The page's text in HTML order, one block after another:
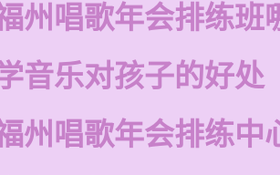
州唱歌年会排练班
音乐对孩子的好处
州唱歌年会排练中